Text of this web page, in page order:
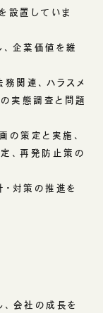
設置していま
企業価値を維
務関連、ハラスメ
の実態調査と問題
の策定と実施、
、再発防止策の
対策の推進を
会社の成長を